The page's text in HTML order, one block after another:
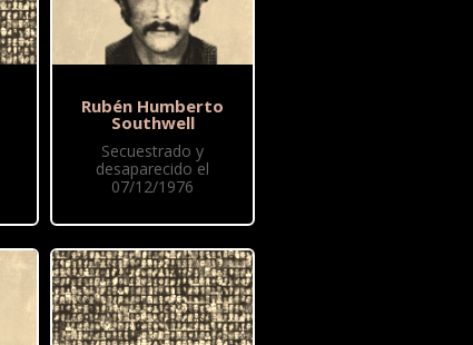
Rubén Humberto
Southwell
Secuestrado y
desaparecido el
07/12/1976